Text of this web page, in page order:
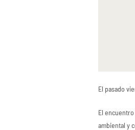
El pasado
El
ambiental y